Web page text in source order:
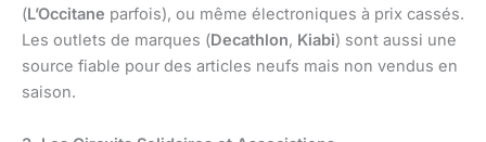
(L’Occitane parfois), ou même électroniques à prix cassés.
Les outlets de marques (Decathlon, Kiabi) sont aussi une
source fiable pour des articles neufs mais non vendus en
saison.